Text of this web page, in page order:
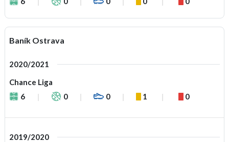
Baník Ostrava
2020/2021
Chance Liga
6
0 0 1 0
2019/2020